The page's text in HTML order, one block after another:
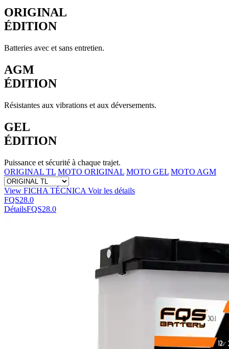
ORIGINAL
ÉDITION
Batteries avec et sans entretien.
AGM
ÉDITION
Résistantes aux vibrations et aux déversements.
GEL
ÉDITION
Puissance et sécurité à chaque trajet.
ORIGINAL TL MOTO ORIGINAL MOTO GEL MOTO AGM
View FICHA TÉCNICA Voir les détails
FQS28.0
DétailsFQS28.0